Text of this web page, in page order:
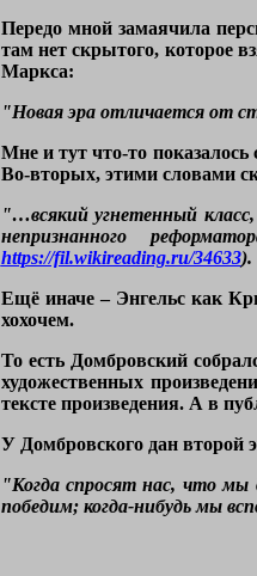
Передо мной замаячила
там нет скрытого, которое
Маркса:
"Новая эра отличается от
Мне и тут что-то
Во-вторых, этими словами
"…всякий угнетенный
непризнанного
https://fil.wikireading.ru/34633).
Ещё иначе – Энгельс как
хохочем.
То есть Домбровский
художественных
тексте произведения. А в
У Домбровского дан второй
"Когда спросят нас, что
победим; когда-нибудь мы